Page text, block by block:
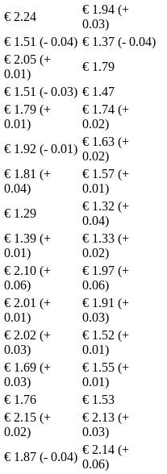
€ 2.24
€ 1.94 (+
0.03)
€ 1.51 (- 0.04) € 1.37 (- 0.04)
€ 2.05 (+
0.01)
€ 1.79
€ 1.51 (- 0.03) € 1.47
€ 1.79 (+
0.01)
€ 1.74 (+
0.02)
€ 1.92 (- 0.01)
€ 1.63 (+
0.02)
€ 1.81 (+
0.04)
€ 1.57 (+
0.01)
€ 1.29
€ 1.32 (+
0.04)
€ 1.39 (+
0.01)
€ 1.33 (+
0.02)
€ 2.10 (+
0.06)
€ 1.97 (+
0.06)
€ 2.01 (+
0.01)
€ 1.91 (+
0.03)
€ 2.02 (+
0.03)
€ 1.52 (+
0.01)
€ 1.69 (+
0.03)
€ 1.55 (+
0.01)
€ 1.76
€ 1.53
€ 2.15 (+
0.02)
€ 2.13 (+
0.03)
€ 1.87 (- 0.04)
€ 2.14 (+
0.06)